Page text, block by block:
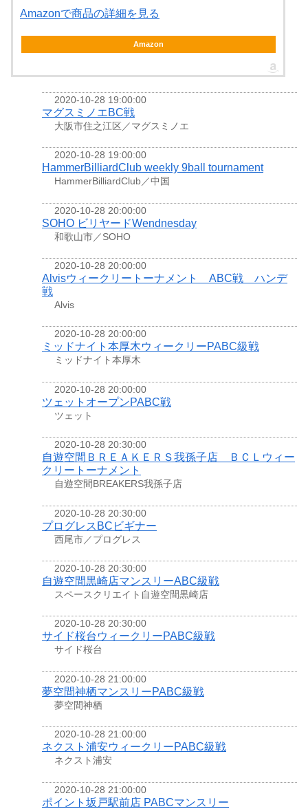
Amazonで商品の詳細を見る
Amazon
2020-10-28 19:00:00
マグスミノエBC戦
大阪市住之江区／マグスミノエ
2020-10-28 19:00:00
HammerBilliardClub weekly 9ball tournament
HammerBilliardClub／中国
2020-10-28 20:00:00
SOHO ビリヤードWendnesday
和歌山市／SOHO
2020-10-28 20:00:00
Alvisウィークリートーナメント ABC戦 ハンデ
戦
Alvis
2020-10-28 20:00:00
ミッドナイト本厚木ウィークリーPABC級戦
ミッドナイト本厚木
2020-10-28 20:00:00
ツェットオープンPABC戦
ツェット
2020-10-28 20:30:00
自遊空間ＢＲＥＡＫＥＲＳ我孫子店 ＢＣＬウィー
クリートーナメント
自遊空間BREAKERS我孫子店
2020-10-28 20:30:00
プログレスBCビギナー
西尾市／プログレス
2020-10-28 20:30:00
自遊空間黒崎店マンスリーABC級戦
スペースクリエイト自遊空間黒崎店
2020-10-28 20:30:00
サイド桜台ウィークリーPABC級戦
サイド桜台
2020-10-28 21:00:00
夢空間神栖マンスリーPABC級戦
夢空間神栖
2020-10-28 21:00:00
ネクスト浦安ウィークリーPABC級戦
ネクスト浦安
2020-10-28 21:00:00
ポイント坂戸駅前店 PABCマンスリー